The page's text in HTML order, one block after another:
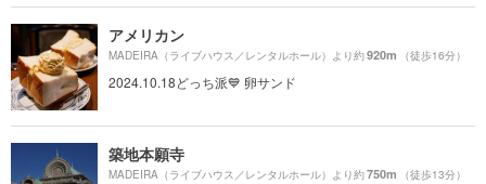
アメリカン
MADEIRA（ライブハウス／レンタルホール）より約920m （徒歩16分）
2024.10.18どっち派💙 卵サンド
築地本願寺
MADEIRA（ライブハウス／レンタルホール）より約750m （徒歩13分）